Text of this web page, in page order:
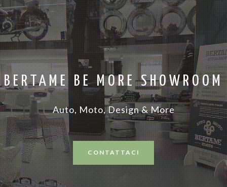
BERTAME BE MORE SHOWROOM
Auto, Moto, Design & More
CONTATTACI